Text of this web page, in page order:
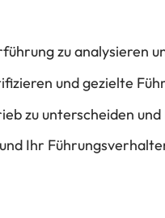
zu analysieren
und gezielte
zu unterscheiden
Ihr